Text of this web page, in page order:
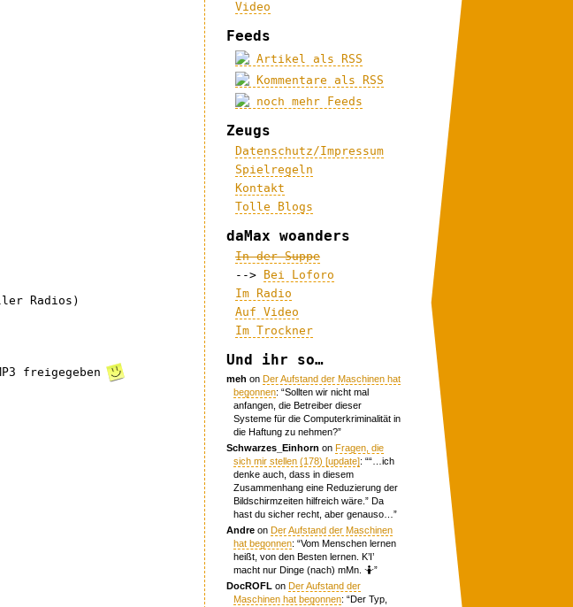
Radios)
freigegeben
Video
Feeds
Artikel als RSS
Kommentare als RSS
noch mehr Feeds
Zeugs
Datenschutz/Impressum
Spielregeln
Kontakt
Tolle Blogs
daMax woanders
In der Suppe
-->
Bei Loforo
Im Radio
Auf Video
Im Trockner
Und ihr so…
meh onDer Aufstand der Maschinen hat
begonnen: “Sollten wir nicht mal
anfangen, die Betreiber dieser
Systeme für die Computerkriminalität in
die Haftung zu nehmen?”
Schwarzes_Einhorn onFragen, die
sich mir stellen (178) [update]: ““…ich
denke auch, dass in diesem
Zusammenhang eine Reduzierung der
Bildschirmzeiten hilfreich wäre.” Da
hast du sicher recht, aber genauso… ”
Andre onDer Aufstand der Maschinen
hat begonnen: “Vom Menschen lernen
heißt, von den Besten lernen. K’I’
macht nur Dinge (nach) mMn. 🤷”
DocROFL onDer Aufstand der
Maschinen hat begonnen: “Der Typ,